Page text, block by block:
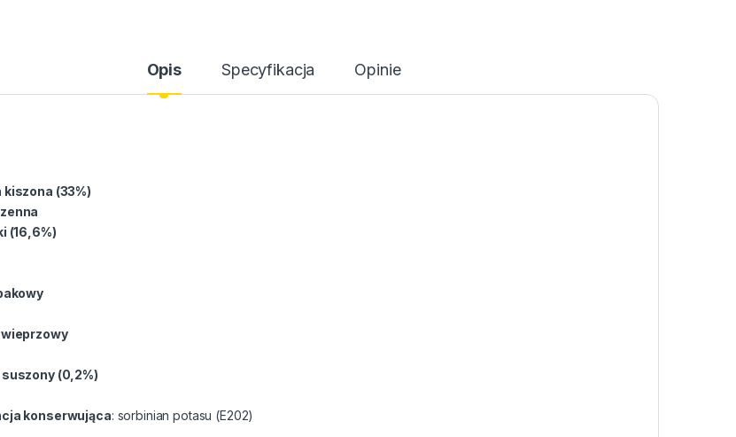
Opis Specyfikacja Opinie
kiszona (33%)
(16,6%)
wieprzowy
suszony (0,2%)
konserwująca: sorbinian potasu (E202)